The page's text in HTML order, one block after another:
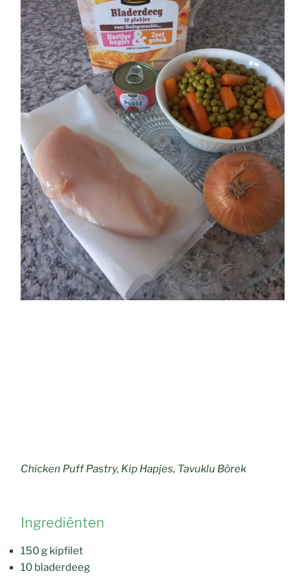
Chicken Puff Pastry, Kip Hapjes, Tavuklu Börek
Ingrediënten
150 g kipfilet
10 bladerdeeg